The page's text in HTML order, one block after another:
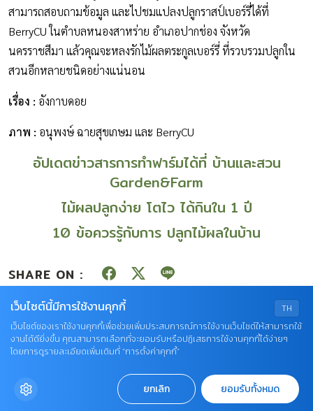
สามารถสอบถามข้อมูล และไปชมแปลงปลูกราสป์เบอร์รี่ได้ที่
BerryCU ในตำบลหนองสาหร่าย อำเภอปากช่อง จังหวัด
นครราชสีมา แล้วคุณจะหลงรักไม้ผลตระกูลเบอร์รี่ ที่รวบรวมปลูกใน
สวนอีกหลายชนิดอย่างแน่นอน
เรื่อง : อังกาบดอย
ภาพ : อนุพงษ์ ฉายสุขเกษม และ BerryCU
อัปเดตข่าวสารการทำฟาร์มได้ที่ บ้านและสวน
Garden&Farm
ไม้ผลปลูกง่าย โตไว ได้กินใน 1 ปี
10 ข้อควรรู้กับการ ปลูกไม้ผลในบ้าน
SHARE ON :
ไม้ผล
RELATED CONTENT
TH
เว็บไซต์นี้มีการใช้งานคุกกี้
เว็บไซต์ของเราใช้งานคุกกี้เพื่อช่วยเพิ่มประสบการณ์การใช้งานเว็บไซต์ให้สามารถใช้
งานได้ดียิ่งขึ้น คุณสามารถเลือกที่จะยอมรับหรือปฏิเสธการใช้งานคุกกี้ได้ง่ายๆ
โดยการดูรายละเอียดเพิ่มเติมที่ “การตั้งค่าคุกกี้”
ยกเลิก ยอมรับทั้งหมด